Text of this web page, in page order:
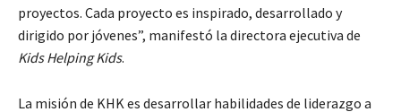
proyectos. Cada proyecto es inspirado, desarrollado y
dirigido por jóvenes”, manifestó la directora ejecutiva de
Kids Helping Kids.
La misión de KHK es desarrollar habilidades de liderazgo a